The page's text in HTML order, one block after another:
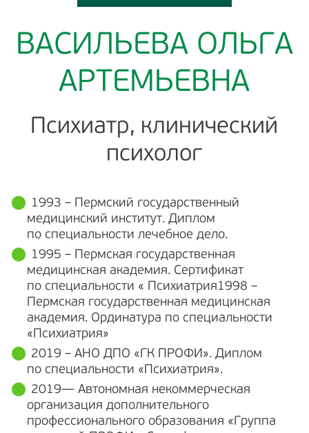
ВАСИЛЬЕВА ОЛЬГА
АРТЕМЬЕВНА
Психиатр, клинический
психолог
1993 – Пермский государственный
медицинский институт. Диплом
по специальности лечебное дело.
1995 – Пермская государственная
медицинская академия. Сертификат
по специальности « Психиатрия1998 –
Пермская государственная медицинская
академия. Ординатура по специальности
«Психиатрия»
2019­ ­– АНО ДПО «ГК ПРОФИ». Диплом
по специальности «Психиатрия».
2019— Автономная некоммерческая
организация дополнительного
профессионального образования «Группа